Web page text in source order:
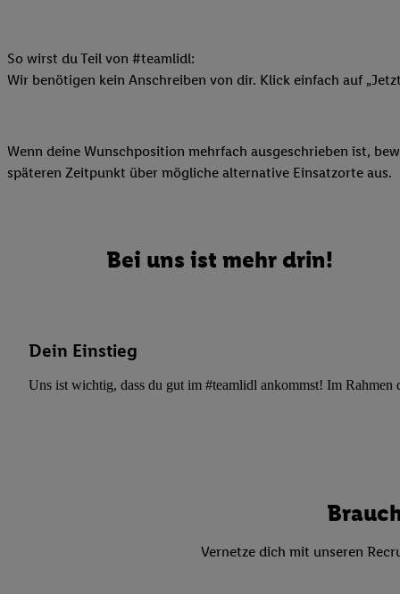
So wirst du Teil von #teamlidl:
Wir benötigen kein Anschreiben von dir. Klick einfach auf
Wenn deine Wunschposition mehrfach ausgeschrieben ist,
späteren Zeitpunkt über mögliche alternative Einsatzorte aus.
Bei uns ist mehr drin!
Dein Einstieg
Uns ist wichtig, dass du gut im #teamlidl ankommst! Im Rahmen
Vernetze dich mit unseren
finden Sie in den
sämtlicher genannten
Ihre Einwilligung
Gewährleistung der
oder Zugriff auf